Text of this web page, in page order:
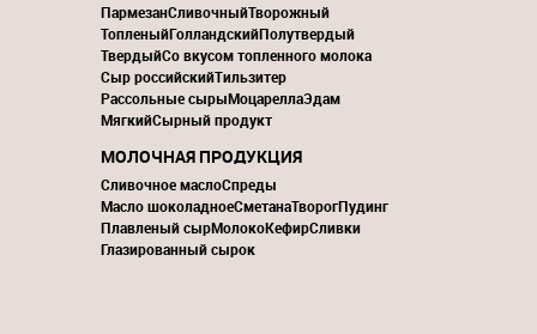
ПармезанСливочныйТворожный
ТопленыйГолландскийПолутвердый
ТвердыйСо вкусом топленного молока
Сыр российскийТильзитер
Рассольные сырыМоцареллаЭдам
МягкийСырный продукт
МОЛОЧНАЯ ПРОДУКЦИЯ
Сливочное маслоСпреды
Масло шоколадноеСметанаТворогПудинг
Плавленый сырМолокоКефирСливки
Глазированный сырок